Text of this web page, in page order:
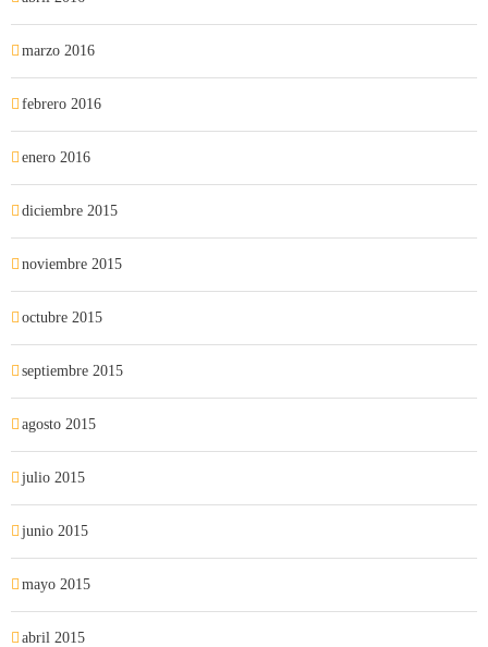
marzo 2016
febrero 2016
enero 2016
diciembre 2015
noviembre 2015
octubre 2015
septiembre 2015
agosto 2015
julio 2015
junio 2015
mayo 2015
abril 2015